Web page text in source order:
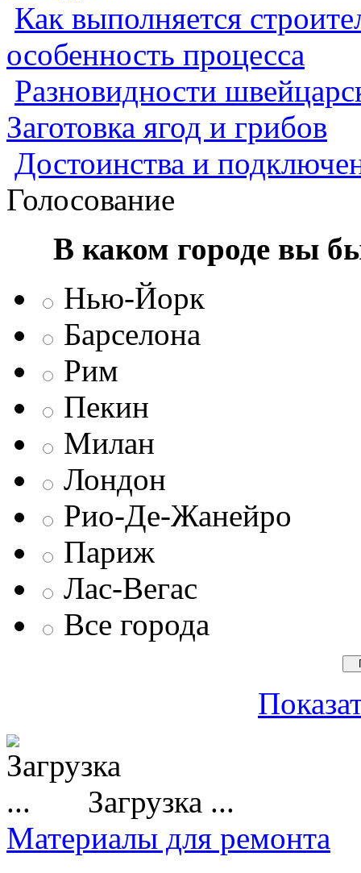
Как выполняется
особенность процесса
Разновидности
Заготовка ягод и грибов
Достоинства и
Голосование
В каком городе вы
Нью-Йорк
Барселона
Рим
Пекин
Милан
Лондон
Рио-Де-Жанейро
Париж
Лас-Вегас
Все города
Загрузка ...
Материалы для ремонта